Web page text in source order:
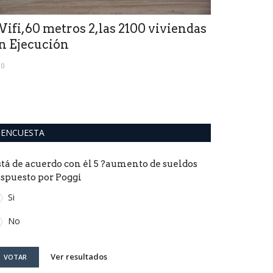
metros 2,las 2100 viviendas
Ejecución
0
ENCUESTA
de acuerdo con él 5 ?aumento de sueldos
por Poggi
Si
No
VOTAR Ver resultados